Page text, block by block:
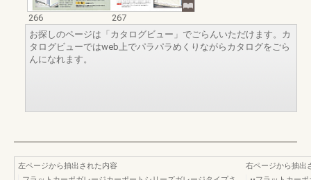
266
267
お探しのページは「カタログビュー」でごらんいただけます。カ
タログビューではweb上でパラパラめくりながらカタログをごら
んになれます。
左ページから抽出された内容
右ページから抽出